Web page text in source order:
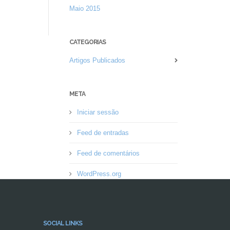
Maio 2015
CATEGORIAS
Artigos Publicados
META
Iniciar sessão
Feed de entradas
Feed de comentários
WordPress.org
SOCIAL LINKS